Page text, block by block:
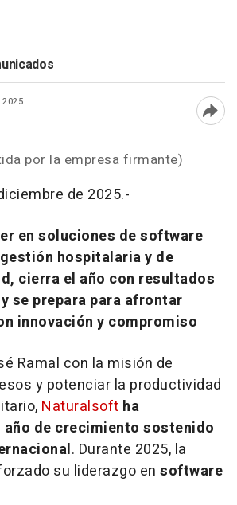
por la empresa firmante)
de 2025.-
en soluciones de software
hospitalaria y de
cierra el año con resultados
se prepara para afrontar
innovación y compromiso
Ramal con la misión de
y potenciar la productividad
Naturalsoft ha
de crecimiento sostenido
. Durante 2025, la
su liderazgo en software